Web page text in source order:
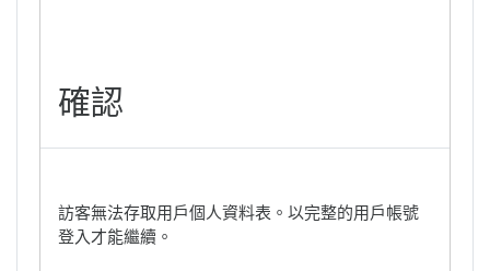
確認
訪客無法存取用戶個人資料表。以完整的用戶帳號
登入才能繼續。